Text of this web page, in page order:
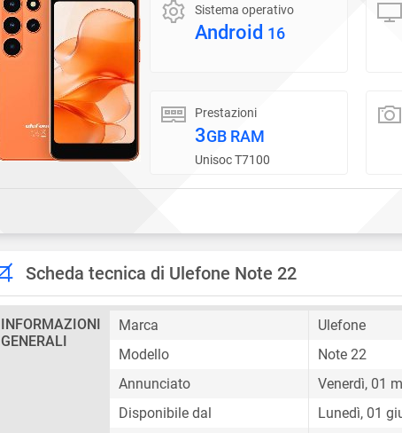
Sistema operativo
Android 16
Prestazioni
3GB RAM
Unisoc T7100
Scheda tecnica di Ulefone Note 22
INFORMAZIONI
GENERALI
Marca
Ulefone
Modello
Note 22
Annunciato
Venerdì, 01
Disponibile dal
Lunedì, 01